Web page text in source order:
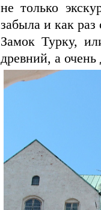
не только
забыла и как раз
Замок Турку,
древний, а очень